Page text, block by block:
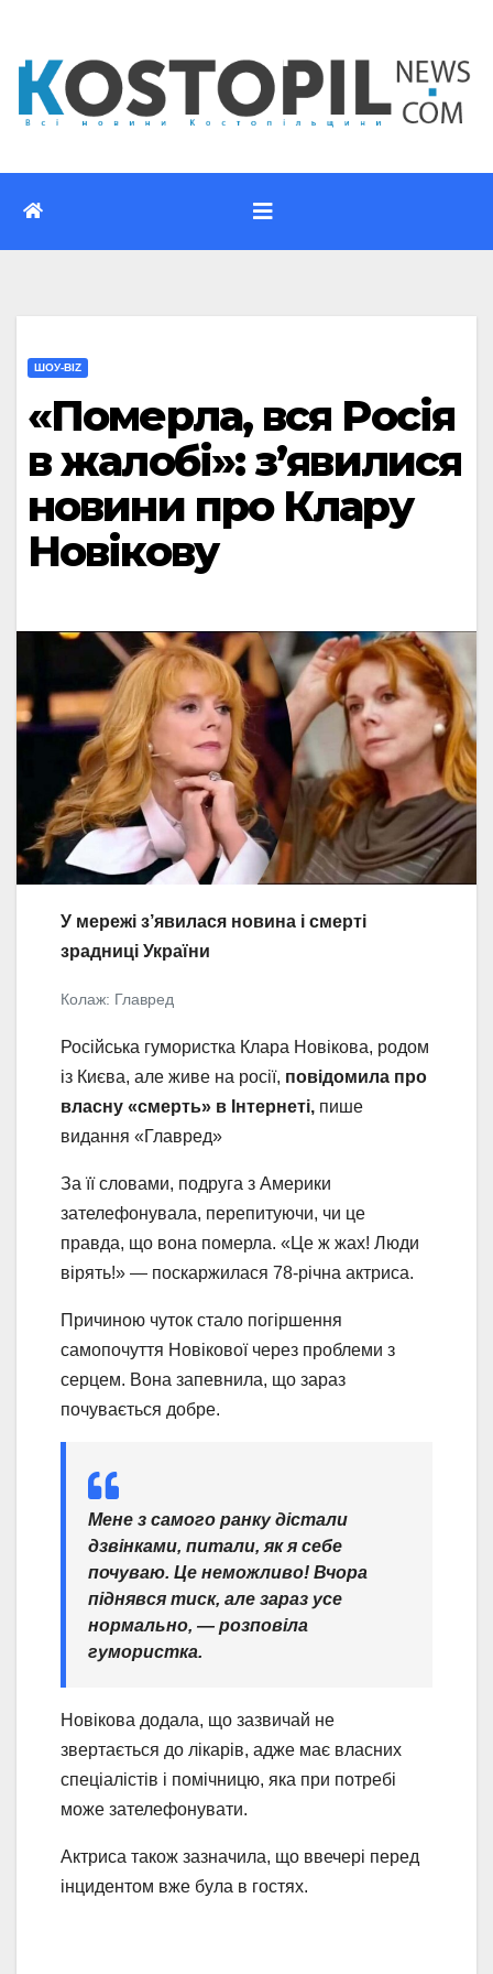
вмісту
ШОУ-BIZ
«Померла, вся Росія
в жалобі»: з’явилися
новини про Клару
Новікову
У мережі з’явилася новина і смерті
зрадниці України
Колаж: Главред
Російська гумористка Клара Новікова, родом
із Києва, але живе на росії, повідомила про
власну «смерть» в Інтернеті, пише
видання «Главред»
За її словами, подруга з Америки
зателефонувала, перепитуючи, чи це
правда, що вона померла. «Це ж жах! Люди
вірять!» — поскаржилася 78-річна актриса.
Причиною чуток стало погіршення
самопочуття Новікової через проблеми з
серцем. Вона запевнила, що зараз
почувається добре.
Мене з самого ранку дістали
дзвінками, питали, як я себе
почуваю. Це неможливо! Вчора
піднявся тиск, але зараз усе
нормально, — розповіла
гумористка.
Новікова додала, що зазвичай не
звертається до лікарів, адже має власних
спеціалістів і помічницю, яка при потребі
може зателефонувати.
Актриса також зазначила, що ввечері перед
інцидентом вже була в гостях.